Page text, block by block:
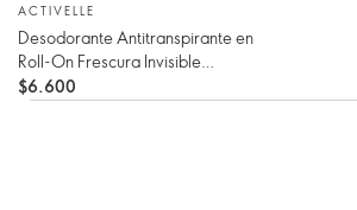
ACTIVELLE
Desodorante Antitranspirante en
Roll-On Frescura Invisible
Antimanchas Activelle
$6.600